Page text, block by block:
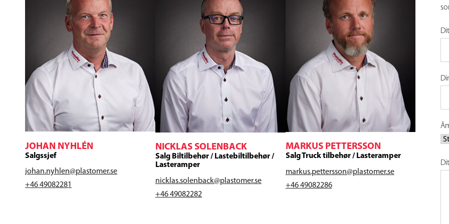
JOHAN NYHLÉN
Salgssjef
johan.nyhlen@plastomer.se
+46 49082281
NICKLAS SOLENBACK
Salg Biltilbehør / Lastebiltilbehør /
Lasteramper
nicklas.solenback@plastomer.se
+46 49082282
MARKUS PETTERSSON
Salg Truck tilbehør / Lasteramper
markus.pettersson@plastomer.se
+46 49082286